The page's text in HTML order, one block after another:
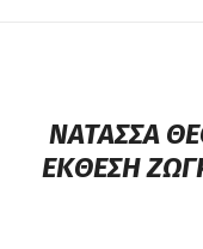
ΝΑΤΑΣΣΑ
ΕΚΘΕΣΗ